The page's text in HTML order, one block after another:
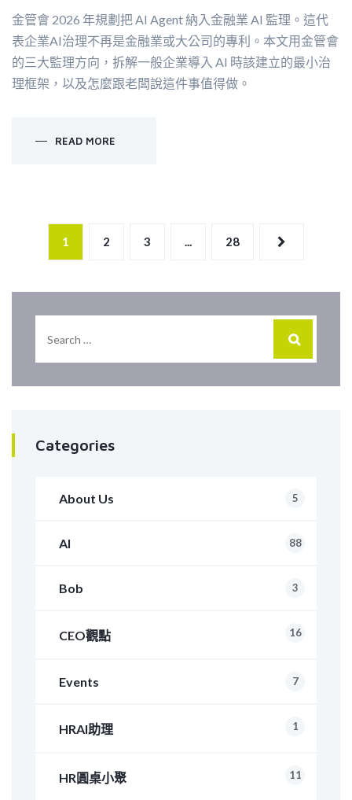
金管會 2026 年規劃把 AI Agent 納入金融業 AI 監理。這代
表企業AI治理不再是金融業或大公司的專利。本文用金管會
的三大監理方向，拆解一般企業導入 AI 時該建立的最小治
理框架，以及怎麼跟老闆說這件事值得做。
READ MORE
1 2 3 ... 28
Categories
About Us 5
AI 88
Bob 3
CEO觀點 16
Events 7
HRAI助理 1
HR圓桌小聚 11